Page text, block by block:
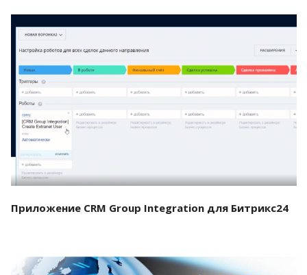
Смотреть проект
Приложение CRM Group Integration для Битрикс24